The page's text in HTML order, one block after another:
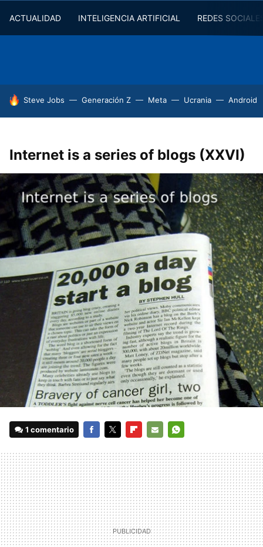
ACTUALIDAD INTELIGENCIA ARTIFICIAL REDES
HOY SE HABLA DE
Steve Jobs Generación Z Meta Ucrania Android
Internet is a series of blogs (XXVI)
1 comentario
MAIL